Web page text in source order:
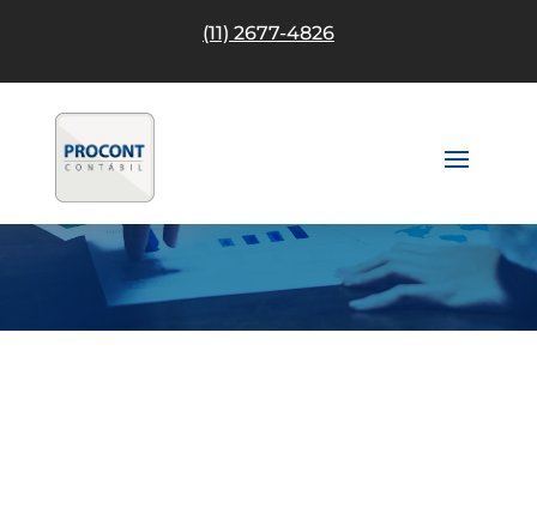
(11) 2677-4826
ASSESSORIA FISCAL
EM SÃO BERNARDO
DO CAMPO